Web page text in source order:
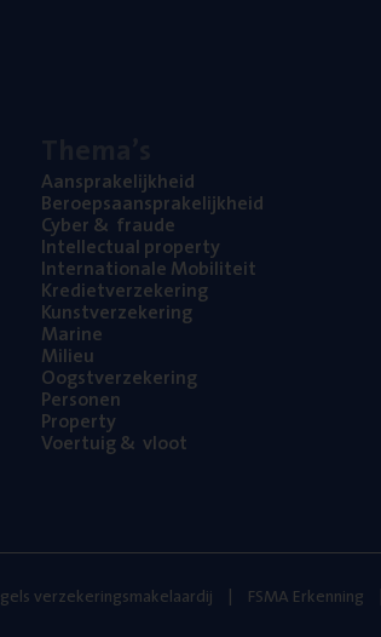
Aan­spra­ke­lijk­heid
Beroeps­aan­spra­ke­lijk­heid
Cyber& fraude
Intel­lec­tu­al property
Inter­na­ti­o­na­le Mobiliteit
Kre­diet­ver­ze­ke­ring
Kunst­ver­ze­ke­ring
Mari­ne
Mili­eu
Oogst­ver­ze­ke­ring
Per­so­nen
Pro­per­ty
Voer­tuig& vloot
verzekeringsmakelaardij FSMA Erkenning